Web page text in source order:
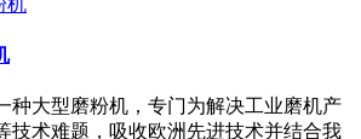
种大型磨粉机，专门为解决工业磨机产
技术难题，吸收欧洲先进技术并结合我